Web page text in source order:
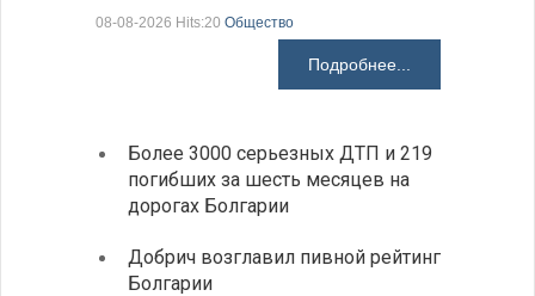
08-08-2026 Hits:20 Общество
Подробнее...
Более 3000 серьезных ДТП и 219
погибших за шесть месяцев на
дорогах Болгарии
Добрич возглавил пивной рейтинг
Болгарии